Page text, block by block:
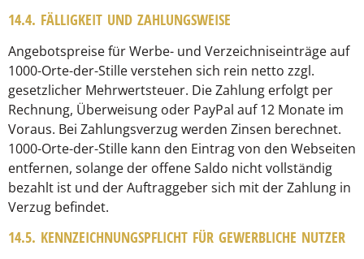
14.4. FÄLLIGKEIT UND ZAHLUNGSWEISE
Angebotspreise für Werbe- und Verzeichniseinträge auf
1000-Orte-der-Stille verstehen sich rein netto zzgl.
gesetzlicher Mehrwertsteuer. Die Zahlung erfolgt per
Rechnung, Überweisung oder PayPal auf 12 Monate im
Voraus. Bei Zahlungsverzug werden Zinsen berechnet.
1000-Orte-der-Stille kann den Eintrag von den Webseiten
entfernen, solange der offene Saldo nicht vollständig
bezahlt ist und der Auftraggeber sich mit der Zahlung in
Verzug befindet.
14.5. KENNZEICHNUNGSPFLICHT FÜR GEWERBLICHE NUTZER